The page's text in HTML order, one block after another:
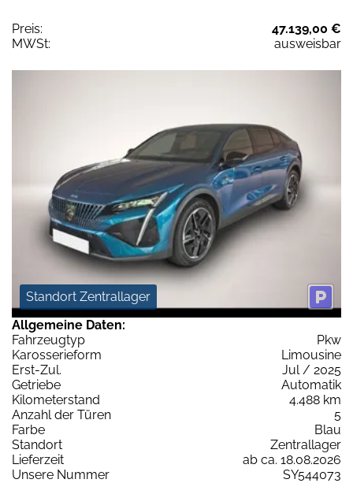
Preis:
47.139,00 €
MWSt:
ausweisbar
Standort Zentrallager
Allgemeine Daten:
Fahrzeugtyp
Pkw
Karosserieform
Limousine
Erst-Zul.
Jul / 2025
Getriebe
Automatik
Kilometerstand
4.488 km
Anzahl der Türen
5
Farbe
Blau
Standort
Zentrallager
Lieferzeit
ab ca. 18.08.2026
Unsere Nummer
SY544073